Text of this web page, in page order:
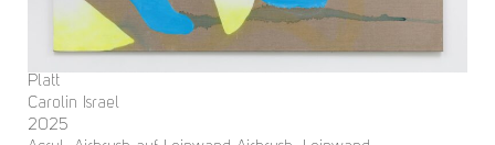
Platt
Carolin Israel
2025